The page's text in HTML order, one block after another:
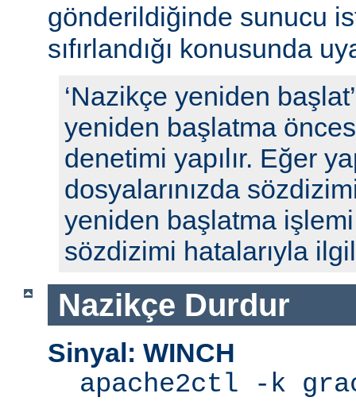
gönderildiğinde sunucu
sıfırlandığı konusunda
‘Nazikçe yeniden
yeniden başlatma
denetimi yapılır. Eğer
dosyalarınızda
yeniden başlatma
sözdizimi hatalarıyla
Nazikçe Durdur
Sinyal: WINCH
apache2ctl -k